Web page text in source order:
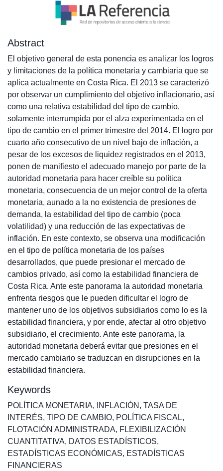
Abstract
El objetivo general de esta ponencia es analizar los logros
y limitaciones de la política monetaria y cambiaria que se
aplica actualmente en Costa Rica. El 2013 se caracterizó
por observar un cumplimiento del objetivo inflacionario, así
como una relativa estabilidad del tipo de cambio,
solamente interrumpida por el alza experimentada en el
tipo de cambio en el primer trimestre del 2014. El logro por
cuarto año consecutivo de un nivel bajo de inflación, a
pesar de los excesos de liquidez registrados en el 2013,
ponen de manifiesto el adecuado manejo por parte de la
autoridad monetaria para hacer creíble su política
monetaria, consecuencia de un mejor control de la oferta
monetaria, aunado a la no existencia de presiones de
demanda, la estabilidad del tipo de cambio (poca
volatilidad) y una reducción de las expectativas de
inflación. En este contexto, se observa una modificación
en el tipo de política monetaria de los países
desarrollados, que puede presionar el mercado de
cambios privado, así como la estabilidad financiera de
Costa Rica. Ante este panorama la autoridad monetaria
enfrenta riesgos que le pueden dificultar el logro de
mantener uno de los objetivos subsidiarios como lo es la
estabilidad financiera, y por ende, afectar al otro objetivo
subsidiario, el crecimiento. Ante este panorama, la
autoridad monetaria deberá evitar que presiones en el
mercado cambiario se traduzcan en disrupciones en la
estabilidad financiera.
Keywords
POLÍTICA MONETARIA, INFLACIÓN , TASA DE
INTERÉS, TIPO DE CAMBIO, POLÍTICA FISCAL,
FLOTACIÓN ADMINISTRADA, FLEXIBILIZACIÓN
CUANTITATIVA, DATOS ESTADÍSTICOS,
ESTADÍSTICAS ECONÓMICAS, ESTADÍSTICAS
FINANCIERAS